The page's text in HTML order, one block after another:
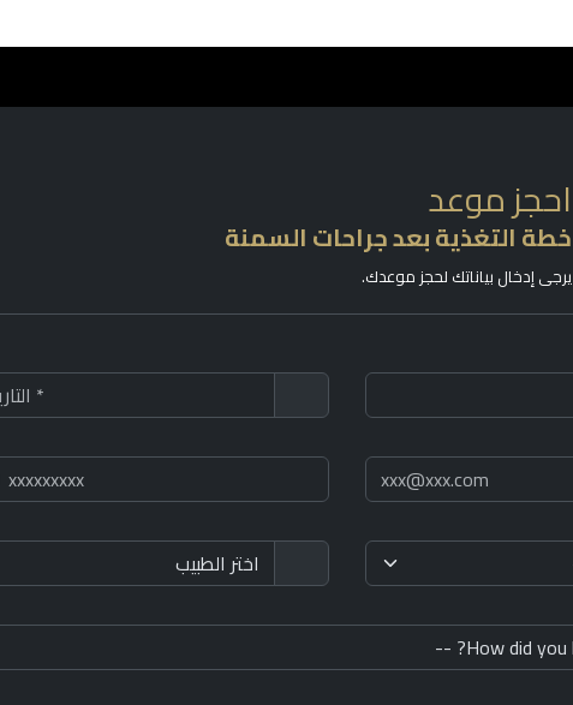
احجز موعد
خطة التغذية بعد جراحات السمنة
يرجى إدخال بياناتك لحجز موعدك.